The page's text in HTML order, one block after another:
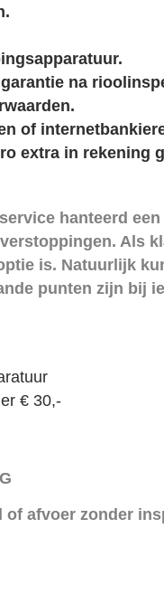
na
of
extra in rekening
hanteerd
Als
is. Natuurlijk
punten zijn bij
€ 30,-
of afvoer zonder